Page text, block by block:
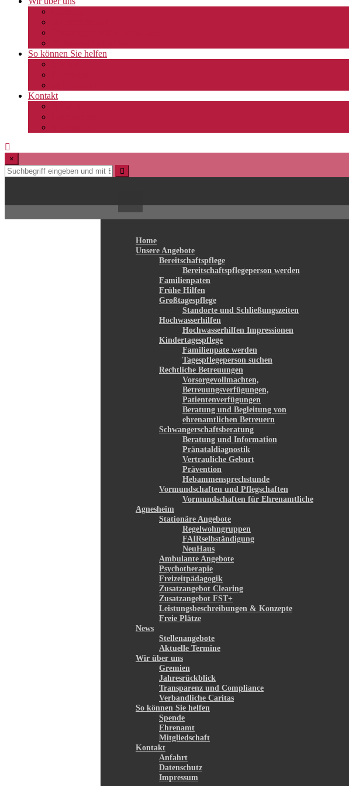
So können Sie helfen
Kontakt
×
Home
Unsere Angebote
Bereitschaftspflege
Bereitschaftspflegeperson werden
Familienpaten
Frühe Hilfen
Großtagespflege
Standorte und Schließungszeiten
Hochwasserhilfen
Hochwasserhilfen Impressionen
Kindertagespflege
Familienpate werden
Tagespflegeperson suchen
Rechtliche Betreuungen
Vorsorgevollmachten,
Betreuungsverfügungen,
Patientenverfügungen
Beratung und Begleitung von
ehrenamtlichen Betreuern
Schwangerschaftsberatung
Beratung und Information
Pränataldiagnostik
Vertrauliche Geburt
Prävention
Hebammensprechstunde
Vormundschaften und Pflegschaften
Vormundschaften für Ehrenamtliche
Agnesheim
Stationäre Angebote
Regelwohngruppen
FAIRselbständigung
NeuHaus
Ambulante Angebote
Psychotherapie
Freizeitpädagogik
Zusatzangebot Clearing
Zusatzangebot FST+
Leistungsbeschreibungen & Konzepte
Freie Plätze
News
Stellenangebote
Aktuelle Termine
Wir über uns
Gremien
Jahresrückblick
Transparenz und Compliance
Verbandliche Caritas
So können Sie helfen
Spende
Ehrenamt
Mitgliedschaft
Kontakt
Anfahrt
Datenschutz
Impressum